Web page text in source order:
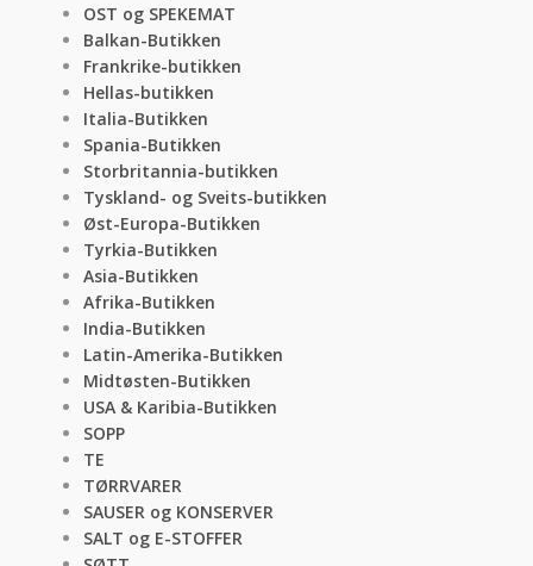
OST og SPEKEMAT
Balkan-Butikken
Frankrike-butikken
Hellas-butikken
Italia-Butikken
Spania-Butikken
Storbritannia-butikken
Tyskland- og Sveits-butikken
Øst-Europa-Butikken
Tyrkia-Butikken
Asia-Butikken
Afrika-Butikken
India-Butikken
Latin-Amerika-Butikken
Midtøsten-Butikken
USA & Karibia-Butikken
SOPP
TE
TØRRVARER
SAUSER og KONSERVER
SALT og E-STOFFER